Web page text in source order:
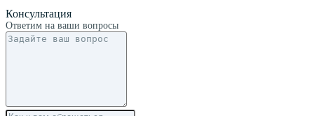
Консультация
Ответим на ваши вопросы